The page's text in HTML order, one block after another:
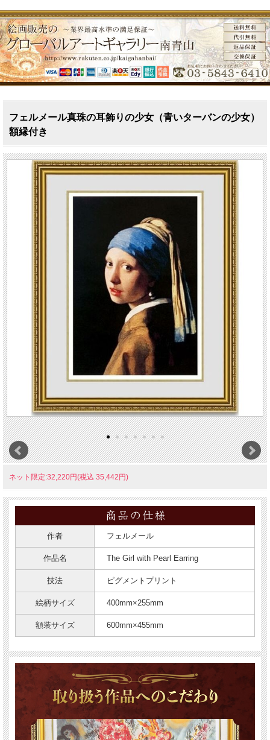
フェルメール真珠の耳飾りの少女（青いターバンの少女）
額縁付き
ネット限定:32,220円(税込 35,442円)
作者 フェルメール
作品名 The Girl with Pearl Earring
技法 ピグメントプリント
絵柄サイズ 400mm×255mm
額装サイズ 600mm×455mm